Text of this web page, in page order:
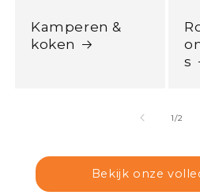
Kamperen &
koken
s
1/van
2
Bekijk onze